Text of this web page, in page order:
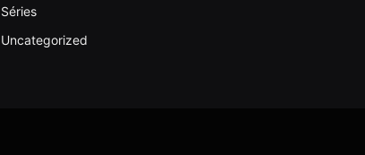
Séries
Uncategorized